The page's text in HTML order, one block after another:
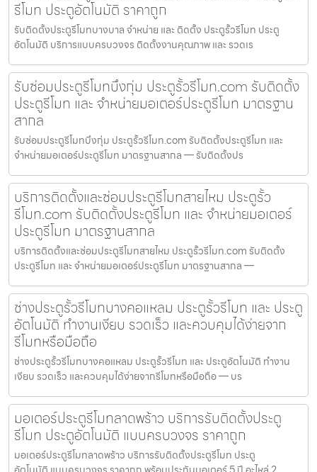
รีโมท ประตูอัตโนมัติ ราคาถูก
รับติดตั้งประตูรีโมทบางบาล จำหน่าย และ ติดตั้ง ประตูรั้วรีโมท ประตู
อัตโนมัติ บริการแบบครบวงจร ติดตั้งงานคุณภาพ และ รวดเร
รับซ่อมประตูรีโมทบึงกุ่ม ประตูรั้วรีโมท.com รับติดตั้ง
ประตูรีโมท และ จำหน่ายมอเตอร์ประตูรีโมท มาตรฐาน
สากล
รับซ่อมประตูรีโมทบึงกุ่ม ประตูรั้วรีโมท.com รับติดตั้งประตูรีโมท และ
จำหน่ายมอเตอร์ประตูรีโมท มาตรฐานสากล — รับติดตั้งปร
บริการติดตั้งและซ่อมประตูรีโมทสายไหม ประตูรั้ว
รีโมท.com รับติดตั้งประตูรีโมท และ จำหน่ายมอเตอร์
ประตูรีโมท มาตรฐานสากล
บริการติดตั้งและซ่อมประตูรีโมทสายไหม ประตูรั้วรีโมท.com รับติดตั้ง
ประตูรีโมท และ จำหน่ายมอเตอร์ประตูรีโมท มาตรฐานสากล —
ช่างประตูรั้วรีโมทบางคอแหลม ประตูรั้วรีโมท และ ประตู
อัตโนมัติ ทำงานเงียบ รวดเร็ว และควบคุมได้ง่ายจาก
รีโมทหรือมือถือ
ช่างประตูรั้วรีโมทบางคอแหลม ประตูรั้วรีโมท และ ประตูอัตโนมัติ ทำงาน
เงียบ รวดเร็ว และควบคุมได้ง่ายจากรีโมทหรือมือถือ — บร
มอเตอร์ประตูรีโมทลาดพร้าว บริการรับติดตั้งประตู
รีโมท ประตูอัตโนมัติ แบบครบวงจร ราคาถูก
มอเตอร์ประตูรีโมทลาดพร้าว บริการรับติดตั้งประตูรีโมท ประตู